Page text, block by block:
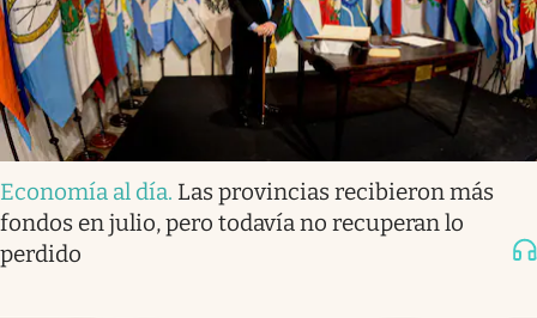
Economía al día. Las provincias recibieron más
fondos en julio, pero todavía no recuperan lo
perdido